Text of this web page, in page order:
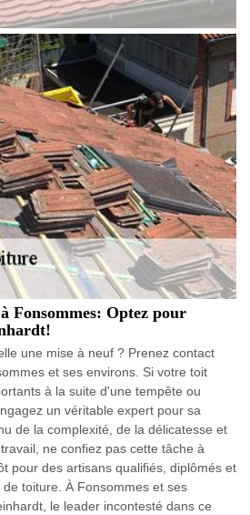
Fonsommes: Optez pour
une mise à neuf ? Prenez contact
et ses environs. Si votre toit
à la suite d'une tempête ou
un véritable expert pour sa
de la complexité, de la délicatesse et
ne confiez pas cette tâche à
pour des artisans qualifiés, diplômés et
toiture. À Fonsommes et ses
le leader incontesté dans ce